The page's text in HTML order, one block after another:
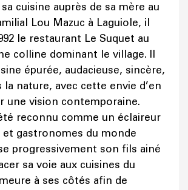
cuisine auprès de sa mère au
Lou Mazuc à Laguiole, il
le restaurant Le Suquet au
colline dominant le village. Il
épurée, audacieuse, sincère,
nature, avec cette envie d’en
une vision contemporaine.
reconnu comme un éclaireur
et gastronomes du monde
progressivement son fils ainé
sa voie aux cuisines du
à ses côtés afin de